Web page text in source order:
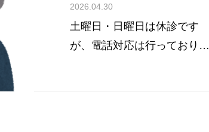
2026.04.30
土曜日・日曜日は休診です
が、電話対応は行っておりま